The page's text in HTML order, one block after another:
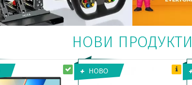
НОВИ ПРОДУКТИ